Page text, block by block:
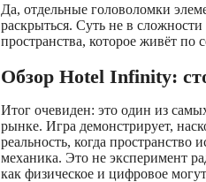
Да, отдельные головоломки
раскрыться. Суть не в
пространства, которое живёт по
Обзор Hotel Infinity:
Итог очевиден: это один из
рынке. Игра демонстрирует,
реальность, когда пространство
механика. Это не эксперимент
как физическое и цифровое